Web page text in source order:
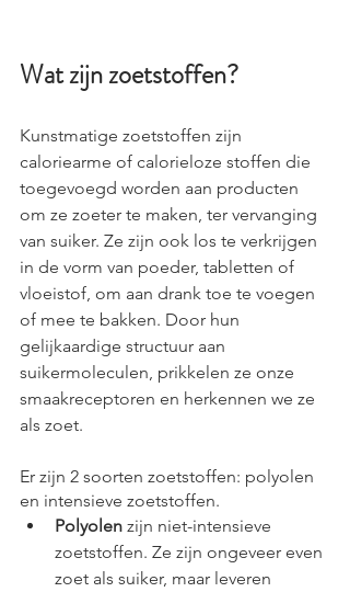
Wat zijn zoetstoffen?
Kunstmatige zoetstoffen zijn
caloriearme of calorieloze stoffen die
toegevoegd worden aan producten
om ze zoeter te maken, ter vervanging
van suiker. Ze zijn ook los te verkrijgen
in de vorm van poeder, tabletten of
vloeistof, om aan drank toe te voegen
of mee te bakken. Door hun
gelijkaardige structuur aan
suikermoleculen, prikkelen ze onze
smaakreceptoren en herkennen we ze
als zoet.
Er zijn 2 soorten zoetstoffen: polyolen
en intensieve zoetstoffen.
Polyolen zijn niet-intensieve
zoetstoffen. Ze zijn ongeveer even
zoet als suiker, maar leveren